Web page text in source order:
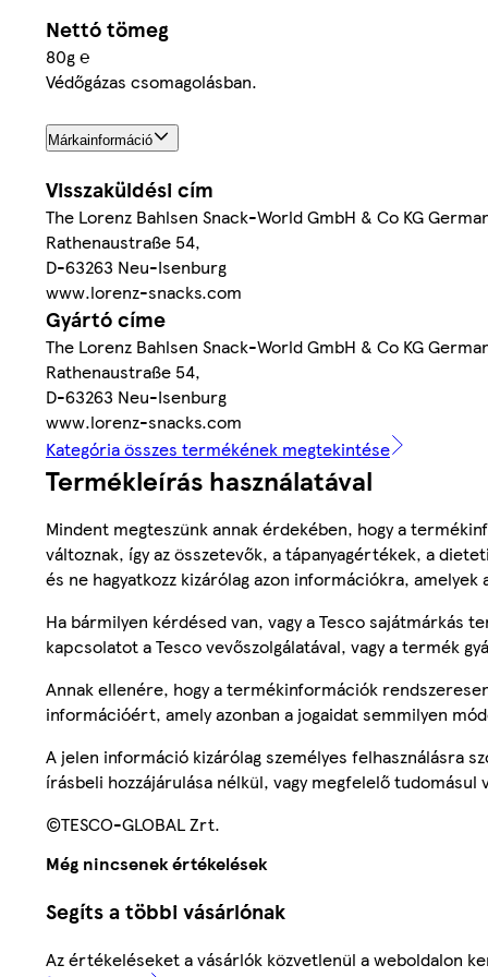
Nettó tömeg
80g ℮
Védőgázas csomagolásban.
Márkainformáció
Visszaküldési cím
The Lorenz Bahlsen Snack-World GmbH & Co KG
Rathenaustraße 54,
D-63263 Neu-Isenburg
www.lorenz-snacks.com
Gyártó címe
The Lorenz Bahlsen Snack-World GmbH & Co KG
Rathenaustraße 54,
D-63263 Neu-Isenburg
www.lorenz-snacks.com
Kategória összes termékének megtekintése
Termékleírás használatával
Mindent megteszünk annak érdekében, hogy a
változnak, így az összetevők, a tápanyagértékek, a
és ne hagyatkozz kizárólag azon információkra, amelyek
Ha bármilyen kérdésed van, vagy a Tesco
kapcsolatot a Tesco vevőszolgálatával, vagy a termék
Annak ellenére, hogy a termékinformációk
információért, amely azonban a jogaidat semmilyen
A jelen információ kizárólag személyes felhasználásra
írásbeli hozzájárulása nélkül, vagy megfelelő tudomásul
©TESCO-GLOBAL Zrt.
Még nincsenek értékelések
Segíts a többi vásárlónak
Az értékeléseket a vásárlók közvetlenül a weboldalon